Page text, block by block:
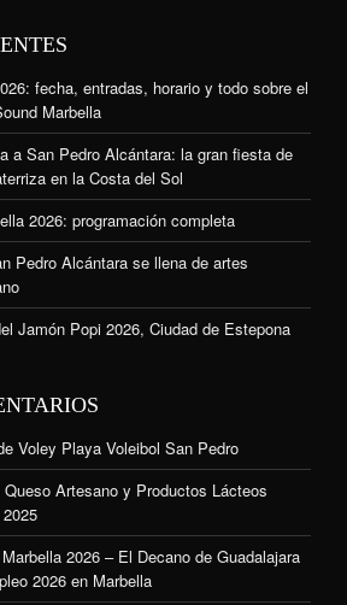
fecha, entradas, horario y todo sobre el
Marbella
a San Pedro Alcántara: la gran fiesta de
en la Costa del Sol
2026: programación completa
Pedro Alcántara se llena de artes
Jamón Popi 2026, Ciudad de Estepona
Voley Playa Voleibol San Pedro
Artesano y Productos Lácteos
2025
2026 – El Decano de Guadalajara
2026 en Marbella